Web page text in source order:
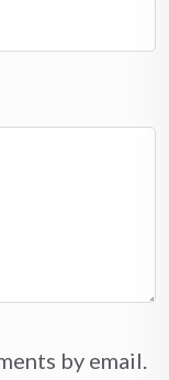
by email.